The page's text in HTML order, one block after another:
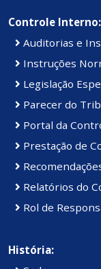
Controle Interno:
Auditorias e
Instruções
Legislação
Parecer do
Portal da
Prestação de
Relatórios do
Rol de
História: